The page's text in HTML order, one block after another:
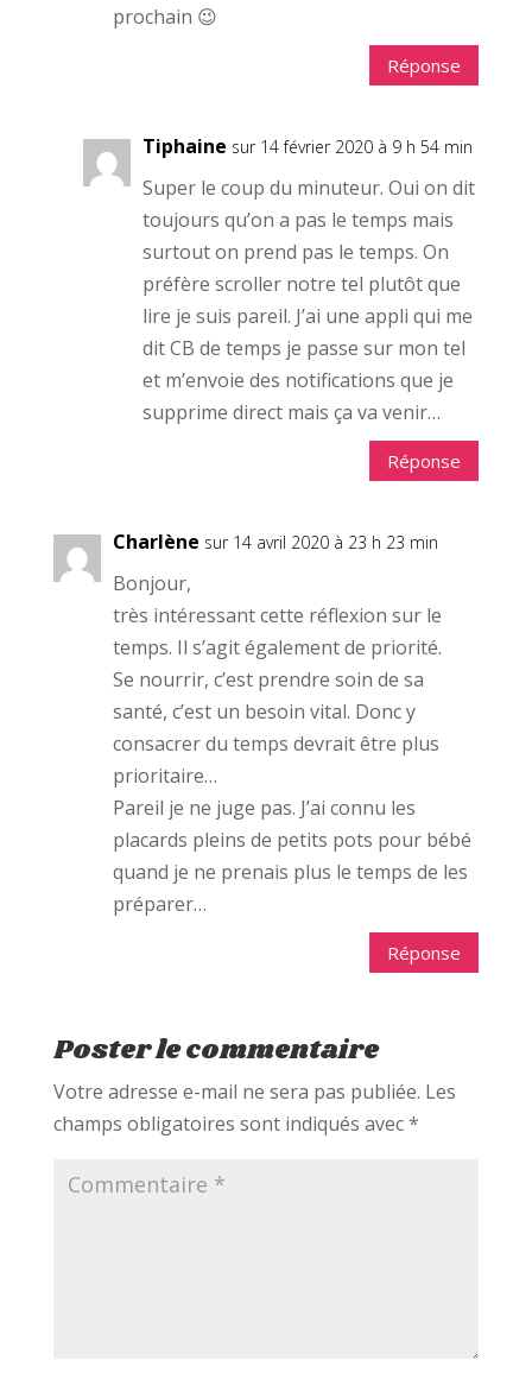
prochain 😉
Réponse
Tiphaine sur 14 février 2020 à 9 h 54 min
Super le coup du minuteur. Oui on dit
toujours qu’on a pas le temps mais
surtout on prend pas le temps. On
préfère scroller notre tel plutôt que
lire je suis pareil. J’ai une appli qui me
dit CB de temps je passe sur mon tel
et m’envoie des notifications que je
supprime direct mais ça va venir…
Réponse
Charlène sur 14 avril 2020 à 23 h 23 min
Bonjour,
très intéressant cette réflexion sur le
temps. Il s’agit également de priorité.
Se nourrir, c’est prendre soin de sa
santé, c’est un besoin vital. Donc y
consacrer du temps devrait être plus
prioritaire…
Pareil je ne juge pas. J’ai connu les
placards pleins de petits pots pour bébé
quand je ne prenais plus le temps de les
préparer…
Réponse
Poster le commentaire
Votre adresse e-mail ne sera pas publiée. Les
champs obligatoires sont indiqués avec*